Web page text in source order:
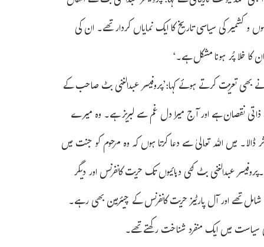
کی سیاسی تاریخ کا ایک نمایاں کردار تھے۔ ان کی
کا خلا پُر ہونا مشکل ہے۔‘
بھی تعزیت کرتے ہوئے کہا:’پروفیسر عبدالغنی بٹ صاحب کے
ذاتی نقصان ہے اور آج میرا دل غم سے لبریز ہے۔ وہ میرے
میں اللہ تعالیٰ سے دعا کرتا ہوں کہ وہ مرحوم کو جنت میں
عبدالغنی بٹ کئی دہائیوں تک حریت کانفرنس اور دیگر
تھے اور آل پارٹیز حریت کانفرنس کے چیئرمین بھی رہے۔
میں ایک منفرد شناخت رکھتے تھے۔